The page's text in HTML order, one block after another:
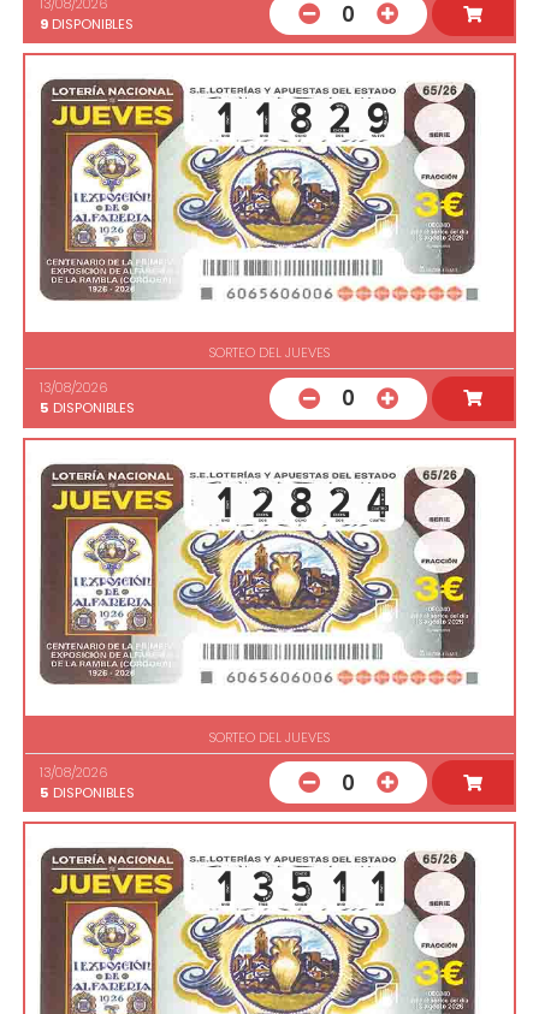
9 DISPONIBLES 0
SORTEO DEL JUEVES
13/08/2026
5 DISPONIBLES 0
SORTEO DEL JUEVES
13/08/2026
5 DISPONIBLES 0